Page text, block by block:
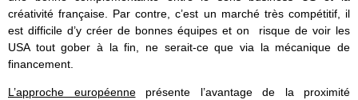
créativité française. Par contre, c’est un marché très compétitif, il
est difficile d’y créer de bonnes équipes et on risque de voir les
USA tout gober à la fin, ne serait-ce que via la mécanique de
financement.
L’approche européenneprésente l’avantage de la proximité